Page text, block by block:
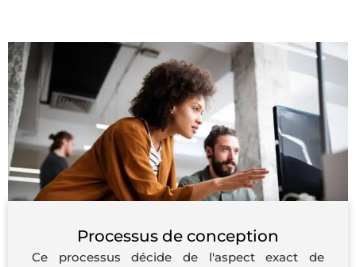
Processus de conception
Ce processus décide de l'aspect exact de